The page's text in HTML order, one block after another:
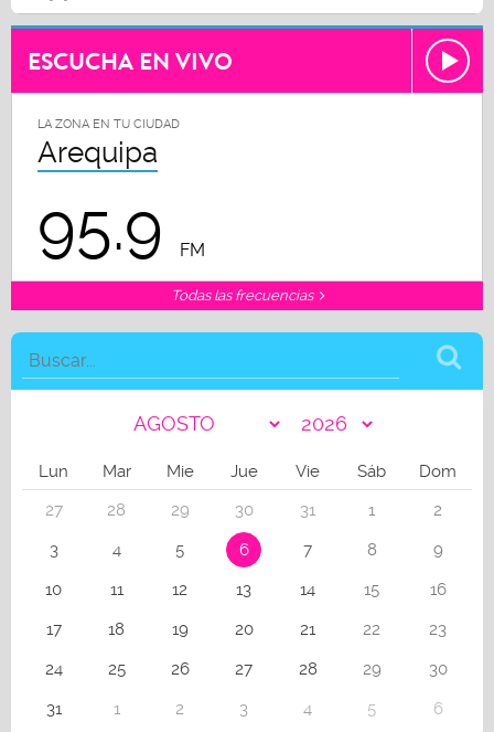
ESCUCHA EN VIVO
LA ZONA EN TU CIUDAD
Arequipa
95.9 FM
Todas las frecuencias
Lun Mar Mie Jue Vie Sáb
Dom
27
28 29 30 31 1
2
3
4 5 6 7 8
9
10
11 12 13 14 15
16
17
18 19 20 21 22
23
24
25 26 27 28 29
30
31
1 2 3 4 5 6